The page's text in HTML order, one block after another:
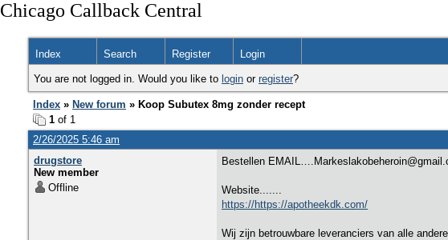
Chicago Callback Central
Index Search Register Login
You are not logged in. Would you like to login or register?
Index » New forum » Koop Subutex 8mg zonder recept
1 of 1
2/26/2025 5:46 am
drugstore
New member
Offline
Bestellen
Website.......
https://https://apotheekdk.com/
Wij zijn betrouwbare leveranciers van alle